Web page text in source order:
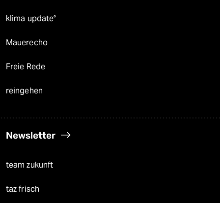
klima update°
Mauerecho
Freie Rede
reingehen
Newsletter
team zukunft
taz frisch